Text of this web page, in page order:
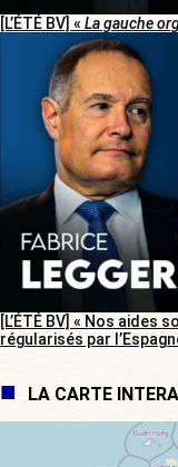
[L’ÉTÉ BV] « La gauche
[L’ÉTÉ BV] « Nos
régularisés par
LA CARTE